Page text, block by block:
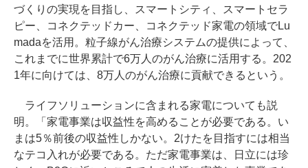
づくりの実現を目指し、スマートシティ、スマートセラ
ピー、コネクテッドカー、コネクテッド家電の領域でLu
madaを活用。粒子線がん治療システムの提供によって、
これまでに世界累計で6万人のがん治療に活用する。202
1年に向けては、8万人のがん治療に貢献できるという。
ライフソリューションに含まれる家電についても説
明。「家電事業は収益性を高めることが必要である。い
まは5％前後の収益性しかない。2けたを目指すには相当
なテコ入れが必要である。ただ家電事業は、日立には珍